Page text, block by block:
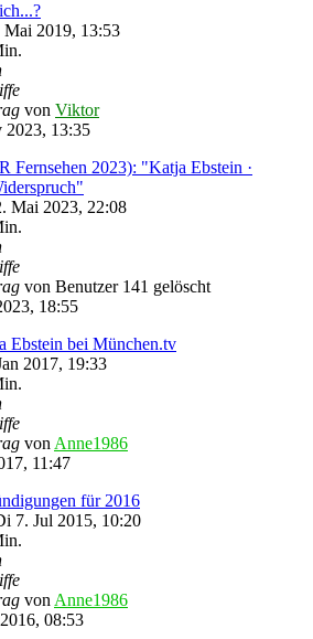
Mai 2019, 13:53
von Viktor
13:35
Fernsehen 2023): "Katja Ebstein ·
Mai 2023, 22:08
von Benutzer 141 gelöscht
18:55
Ebstein bei München.tv
2017, 19:33
vonAnne1986
11:47
für 2016
7. Jul 2015, 10:20
vonAnne1986
08:53